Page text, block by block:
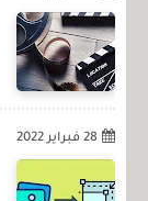
28 فبراير 2022